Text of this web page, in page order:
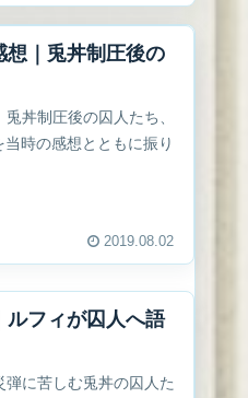
想｜兎丼制圧後の
丼制圧後の囚人たち、
時の感想とともに振り
2019.08.02
ルフィが囚人へ語
に苦しむ兎丼の囚人た